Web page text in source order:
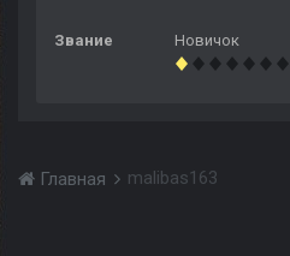
Звание Новичок
Главная malibas163